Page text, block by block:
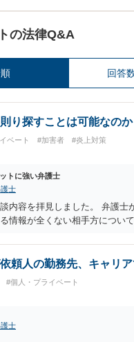
の法律Q&A
回答
り探すことは可能なのか
ベート #加害者 #炎上対策
トに強い弁護士
士
内容を拝見しました。 弁護
情報が全くない相手方につい
頼人の勤務先、キャリ
#個人・プライベート
士